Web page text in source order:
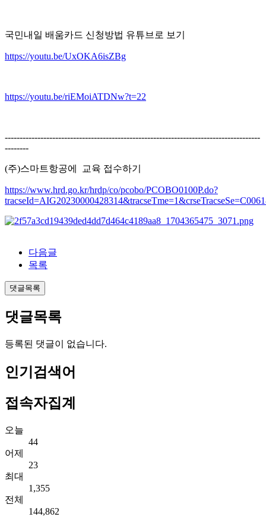
국민내일 배움카드 신청방법 유튜브로 보기
https://youtu.be/UxOKA6isZBg
https://youtu.be/riEMoiATDNw?t=22
--------------------------------------------------------------------------------------
--------
(주)스마트항공에 교육 접수하기
https://www.hrd.go.kr/hrdp/co/pcobo/PCOBO0100P.do?
다음글
목록
댓글목록
댓글목록
등록된 댓글이 없습니다.
인기검색어
접속자집계
오늘
44
어제
23
최대
1,355
전체
144,862